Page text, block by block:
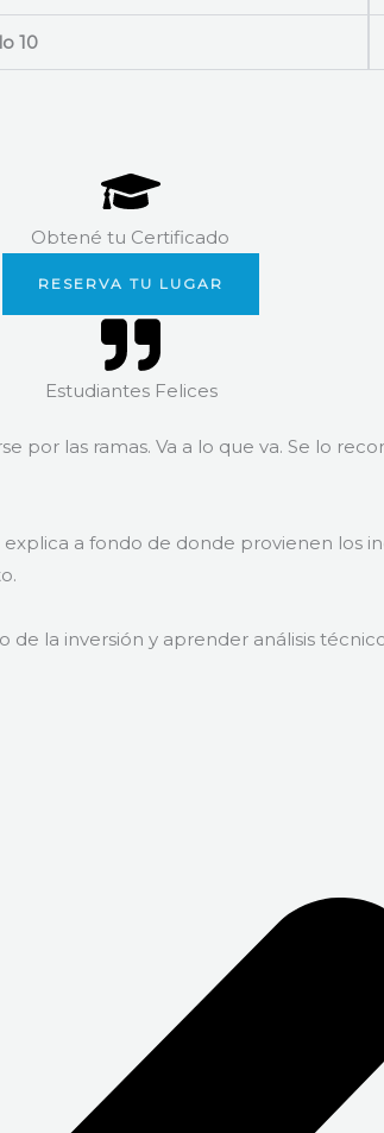
10
Obtené tu Certificado
RESERVA TU LUGAR
Estudiantes Felices
por las ramas. Va a lo que va. Se lo
a fondo de donde provienen los
la inversión y aprender análisis